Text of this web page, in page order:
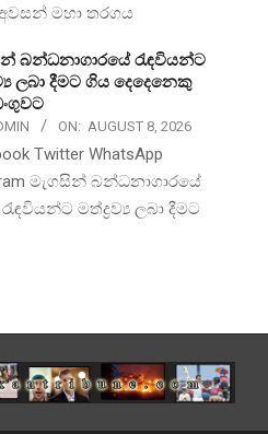
මහා තරගය
බන්ධනාගාරයේ රැඳවියන්ට
ලබා දීමට ගිය දෙදෙනෙකු
ON: AUGUST 8, 2026
Twitter WhatsApp
මැගසින් බන්ධනාගාරයේ
මත්ද්‍රව්‍ය ලබා දීමට